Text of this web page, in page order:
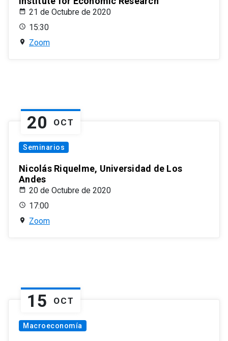
21 de Octubre de 2020
15:30
Zoom
20 OCT
Seminarios
Nicolás Riquelme, Universidad de Los
Andes
20 de Octubre de 2020
17:00
Zoom
15 OCT
Macroeconomía